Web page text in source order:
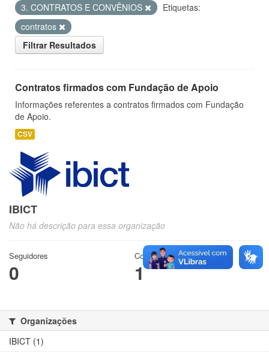
3. CONTRATOS E CONVÊNIOS
Etiquetas:
contratos
Filtrar Resultados
Contratos firmados com Fundação de Apoio
Informações referentes a contratos firmados com Fundação
de Apoio.
CSV
IBICT
Não há descrição para essa organização
Seguidores
0
Conjuntos de dados
1
Organizações
IBICT (1)